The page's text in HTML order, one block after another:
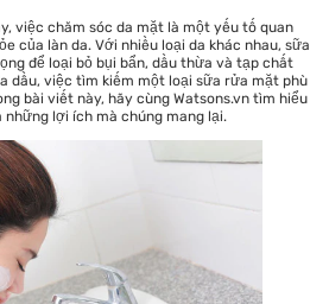
việc chăm sóc da mặt là một yếu tố quan
của làn da. Với nhiều loại da khác nhau, sữa
để loại bỏ bụi bẩn, dầu thừa và tạp chất
dầu, việc tìm kiếm một loại sữa rửa mặt phù
bài viết này, hãy cùng Watsons.vn tìm hiểu
lợi ích mà chúng mang lại.